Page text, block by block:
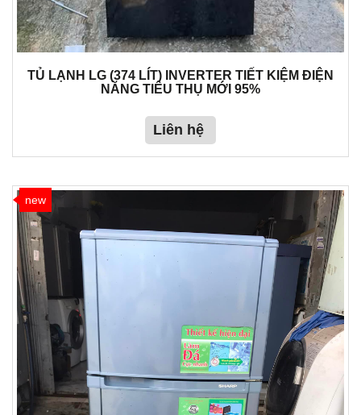
TỦ LẠNH LG (374 LÍT) INVERTER TIẾT KIỆM ĐIỆN
NĂNG TIÊU THỤ MỚI 95%
Liên hệ
new